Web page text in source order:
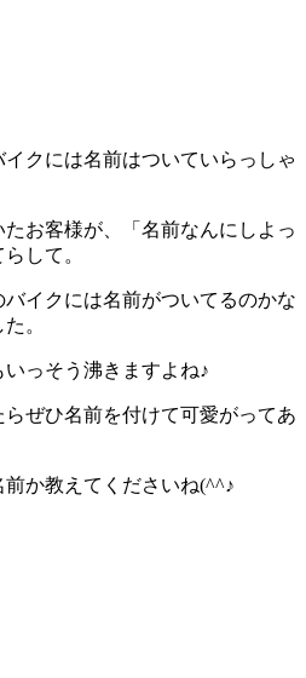
クには名前はついていらっしゃ
お客様が、「名前なんにしよっ
して。
イクには名前がついてるのかな
。
っそう沸きますよね♪
ぜひ名前を付けて可愛がってあ
か教えてくださいね(^^♪